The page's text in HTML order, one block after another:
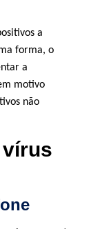
a
forma, o
a
motivo
não